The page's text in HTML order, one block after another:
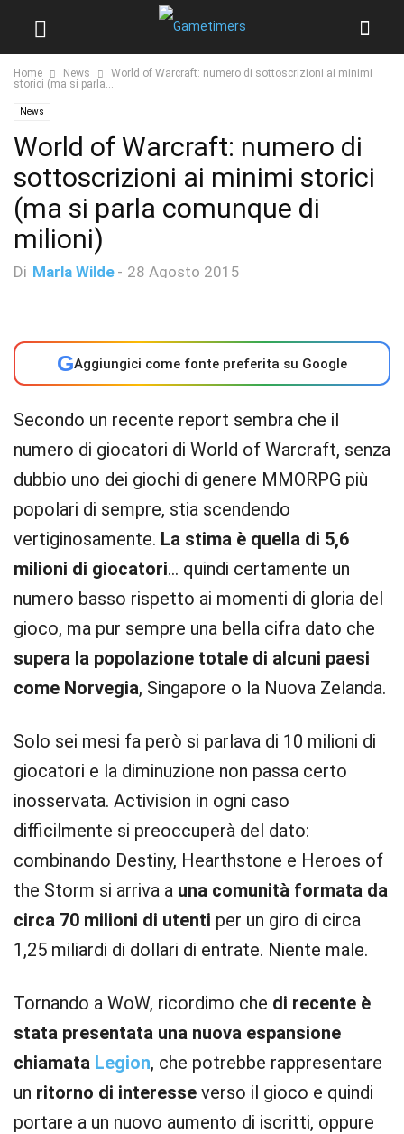
Home News
World of Warcraft: numero di sottoscrizioni ai minimi
storici (ma si parla...
News
World of Warcraft: numero di
sottoscrizioni ai minimi storici
(ma si parla comunque di
milioni)
Di Marla Wilde - 28 Agosto 2015
GAggiungici come fonte preferita su Google
Secondo un recente report sembra che il
numero di giocatori di World of Warcraft, senza
dubbio uno dei giochi di genere MMORPG più
popolari di sempre, stia scendendo
vertiginosamente. La stima è quella di 5,6
milioni di giocatori… quindi certamente un
numero basso rispetto ai momenti di gloria del
gioco, ma pur sempre una bella cifra dato che
supera la popolazione totale di alcuni paesi
come Norvegia, Singapore o la Nuova Zelanda.
Solo sei mesi fa però si parlava di 10 milioni di
giocatori e la diminuzione non passa certo
inosservata. Activision in ogni caso
difficilmente si preoccuperà del dato:
combinando Destiny, Hearthstone e Heroes of
the Storm si arriva a una comunità formata da
circa 70 milioni di utenti per un giro di circa
1,25 miliardi di dollari di entrate. Niente male.
Tornando a WoW, ricordimo che di recente è
stata presentata una nuova espansione
chiamata Legion, che potrebbe rappresentare
un ritorno di interesse verso il gioco e quindi
portare a un nuovo aumento di iscritti, oppure